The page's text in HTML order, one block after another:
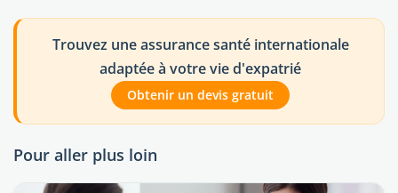
Trouvez une assurance santé internationale
adaptée à votre vie d'expatrié
Obtenir un devis gratuit
Pour aller plus loin